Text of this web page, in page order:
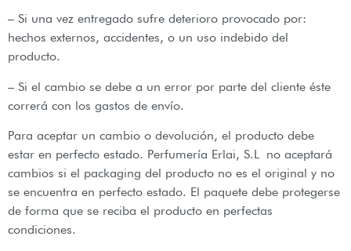
– Si una vez entregado sufre deterioro provocado por:
hechos externos, accidentes, o un uso indebido del
producto.
– Si el cambio se debe a un error por parte del cliente éste
correrá con los gastos de envío.
Para aceptar un cambio o devolución, el producto debe
estar en perfecto estado. Perfumería Erlai, S.L no aceptará
cambios si el packaging del producto no es el original y no
se encuentra en perfecto estado. El paquete debe protegerse
de forma que se reciba el producto en perfectas
condiciones.